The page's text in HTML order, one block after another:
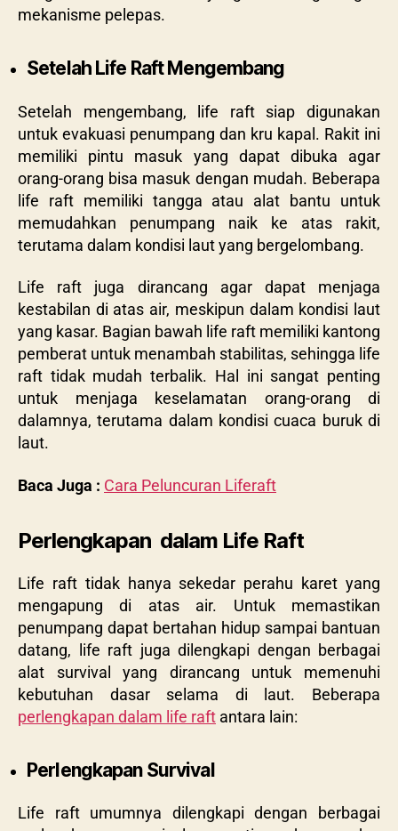
mekanisme pelepas.
Setelah Life Raft Mengembang
Setelah mengembang, life raft siap digunakan
untuk evakuasi penumpang dan kru kapal. Rakit ini
memiliki pintu masuk yang dapat dibuka agar
orang-orang bisa masuk dengan mudah. Beberapa
life raft memiliki tangga atau alat bantu untuk
memudahkan penumpang naik ke atas rakit,
terutama dalam kondisi laut yang bergelombang.
Life raft juga dirancang agar dapat menjaga
kestabilan di atas air, meskipun dalam kondisi laut
yang kasar. Bagian bawah life raft memiliki kantong
pemberat untuk menambah stabilitas, sehingga life
raft tidak mudah terbalik. Hal ini sangat penting
untuk menjaga keselamatan orang-orang di
dalamnya, terutama dalam kondisi cuaca buruk di
laut.
Baca Juga : Cara Peluncuran Liferaft
Perlengkapan dalam Life Raft
Life raft tidak hanya sekedar perahu karet yang
mengapung di atas air. Untuk memastikan
penumpang dapat bertahan hidup sampai bantuan
datang, life raft juga dilengkapi dengan berbagai
alat survival yang dirancang untuk memenuhi
kebutuhan dasar selama di laut. Beberapa
perlengkapan dalam life raft antara lain:
Perlengkapan Survival
Life raft umumnya dilengkapi dengan berbagai